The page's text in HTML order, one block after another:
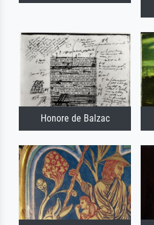
Honore de Balzac